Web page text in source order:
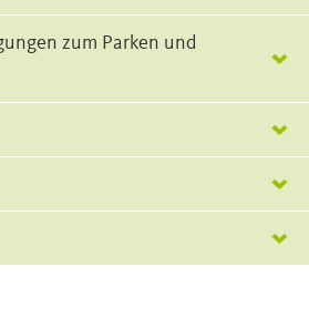
zum Parken und